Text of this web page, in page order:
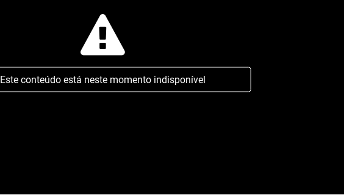
Este conteúdo está neste momento indisponível